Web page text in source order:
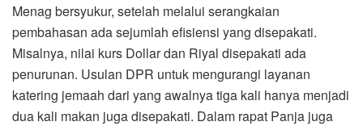
Menag bersyukur, setelah melalui serangkaian
pembahasan ada sejumlah efisiensi yang disepakati.
Misalnya, nilai kurs Dollar dan Riyal disepakati ada
penurunan. Usulan DPR untuk mengurangi layanan
katering jemaah dari yang awalnya tiga kali hanya menjadi
dua kali makan juga disepakati. Dalam rapat Panja juga